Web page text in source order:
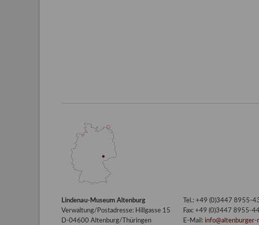
Lindenau-Museum Altenburg
Verwaltung/Postadresse: Hillgasse 15
D-04600 Altenburg/Thüringen
Tel.: +49 (0)3447 8955-
Fax: +49 (0)3447 8955-
E-Mail: info@altenburger-